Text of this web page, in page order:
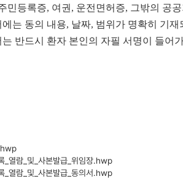
민등록증, 여권 , 운전면허증, 그밖의 공
에는 동의 내용, 날짜, 범위가 명확히 기재
는 반드시 환자 본인의 자필 서명이 들어
_열람_및_사본발급_위임장.hwp
_열람_및_사본발급_동의서.hwp